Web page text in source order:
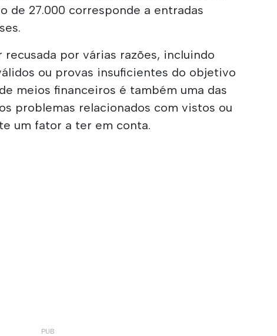
de 27.000 corresponde a entradas
por várias razões, incluindo
ou provas insuficientes do objetivo
meios financeiros é também uma das
problemas relacionados com vistos ou
um fator a ter em conta.